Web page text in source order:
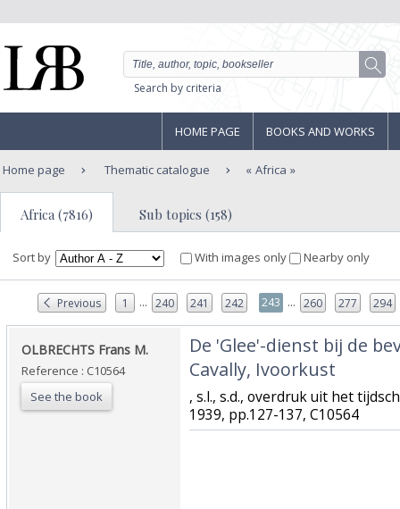
Search by criteria
HOME PAGE BOOKS AND WORKS
Home page Thematic catalogue Africa
Africa (7816) Sub topics (158)
Sort by With images only Nearby only
Previous 1 ... 240 241 242 243 ... 260 277 294
‎OLBRECHTS Frans M.‎
Reference : C10564
See the book
‎De 'Glee'-dienst bij de
Cavally, Ivoorkust‎
‎, s.l., s.d., overdruk uit het
1939, pp.127-137, C10564‎